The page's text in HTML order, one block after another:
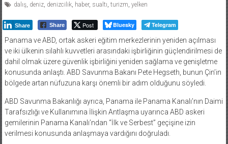
dalış, deniz, denizcilik, haber, sualtı turizm yelken
Share Share Post Bluesky Telegram
Panama ve ABD, ortak askeri eğitim merkezlerinin yeniden açılması
ve iki ülkenin silahlı kuvvetleri arasındaki işbirliğinin güçlendirilmesi de
dahil olmak üzere güvenlik işbirliğini yeniden sağlama ve genişletme
konusunda anlaştı. ABD Savunma Bakanı Pete Hegseth, bunun Çin’in
bölgede artan nüfuzuna karşı önemli bir adım olduğunu söyledi.
ABD Savunma Bakanlığı ayrıca, Panama ile Panama Kanalı’nın Daimi
Tarafsızlığı ve Kullanımına İlişkin Antlaşma uyarınca ABD askeri
gemilerinin Panama Kanalı’ndan “İlk ve Serbest” geçişine izin
verilmesi konusunda anlaşmaya vardığını doğruladı.